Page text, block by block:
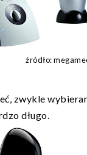
źródło:
zwykle
długo.